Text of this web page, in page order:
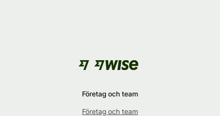
Företag och team
Företag och team